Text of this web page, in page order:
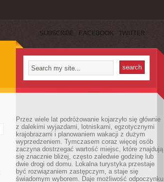
SUBSCRIBE FACEBOOK TWITTER
Przez wiele lat podróżowanie kojarzyło się głównie
z dalekimi wyjazdami, lotniskami, egzotycznymi
krajobrazami i planowaniem wakacji z dużym
wyprzedzeniem. Tymczasem coraz więcej osób
zaczyna dostrzegać wartość miejsc, które znajdują
się znacznie bliżej, często zaledwie godzinę lub
dwie drogi od domu. Lokalna turystyka przestaje
być rozwiązaniem zastępczym, a staje się
świadomym wyborem. Daje możliwość odpoczynku